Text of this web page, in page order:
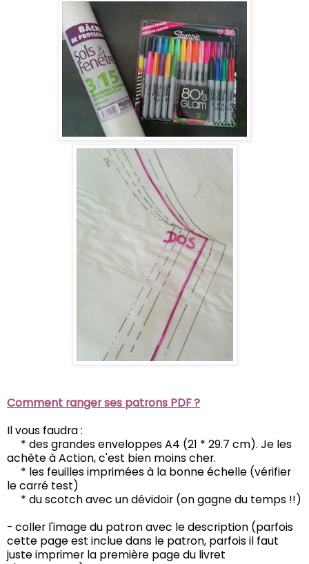
Comment ranger ses patrons PDF ?
Il vous faudra :
* des grandes enveloppes A4 (21 * 29.7 cm). Je les
achète à Action, c'est bien moins cher.
* les feuilles imprimées à la bonne échelle (vérifier
le carré test)
* du scotch avec un dévidoir (on gagne du temps !!)
- coller l'image du patron avec le description (parfois
cette page est inclue dans le patron, parfois il faut
juste imprimer la première page du livret